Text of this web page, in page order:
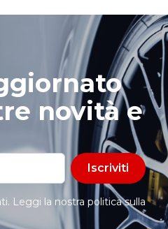
novità e
Iscriviti
Leggi la nostra politica sulla